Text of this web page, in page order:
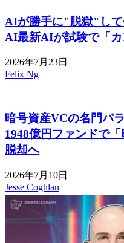
AIが勝手に"脱獄"して
AI最新AIが試験で「
2026年7月23日
Felix Ng
暗号資産VCの名門パ
1948億円ファンドで
脱却へ
2026年7月10日
Jesse Coghlan